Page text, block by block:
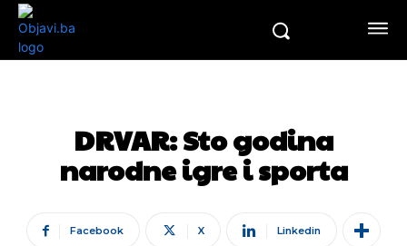
DRVAR: Sto godina
narodne igre i sporta
Facebook X Linkedin